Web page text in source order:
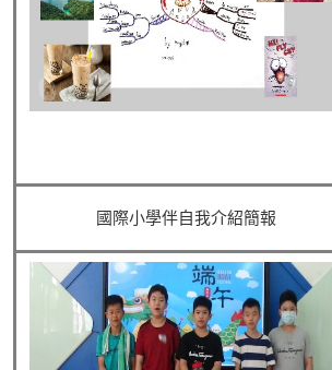
國際小學伴自我介紹簡報